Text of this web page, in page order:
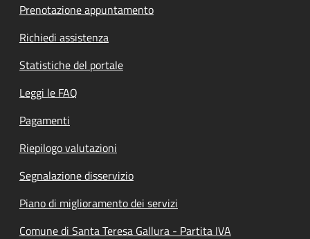
Prenotazione appuntamento
Richiedi assistenza
Statistiche del portale
Leggi le FAQ
Pagamenti
Riepilogo valutazioni
Segnalazione disservizio
Piano di miglioramento dei servizi
Comune di Santa Teresa Gallura - Partita IVA